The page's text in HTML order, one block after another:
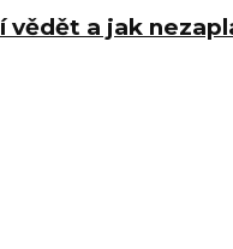
vědět a jak